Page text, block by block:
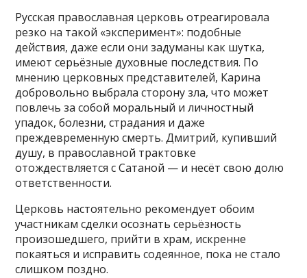
Русская православная церковь отреагировала
резко на такой «эксперимент»: подобные
действия, даже если они задуманы как шутка,
имеют серьёзные духовные последствия. По
мнению церковных представителей, Карина
добровольно выбрала сторону зла, что может
повлечь за собой моральный и личностный
упадок, болезни, страдания и даже
преждевременную смерть. Дмитрий, купивший
душу, в православной трактовке
отождествляется с Сатаной — и несёт свою долю
ответственности.
Церковь настоятельно рекомендует обоим
участникам сделки осознать серьёзность
произошедшего, прийти в храм, искренне
покаяться и исправить содеянное, пока не стало
слишком поздно.